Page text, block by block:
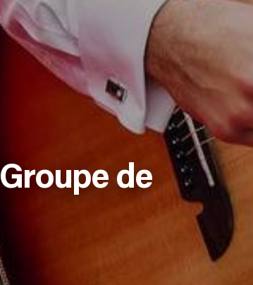
de